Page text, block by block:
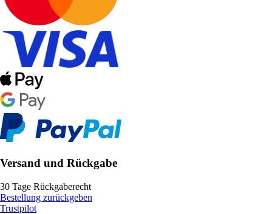
Versand und Rückgabe
30 Tage Rückgaberecht
Bestellung zurückgeben
Trustpilot